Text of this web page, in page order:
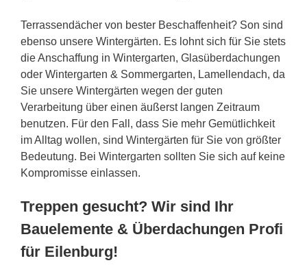
Terrassendächer von bester Beschaffenheit? Son sind
ebenso unsere Wintergärten. Es lohnt sich für Sie stets
die Anschaffung in Wintergarten, Glasüberdachungen
oder Wintergarten & Sommergarten, Lamellendach, da
Sie unsere Wintergärten wegen der guten
Verarbeitung über einen äußerst langen Zeitraum
benutzen. Für den Fall, dass Sie mehr Gemütlichkeit
im Alltag wollen, sind Wintergärten für Sie von größter
Bedeutung. Bei Wintergarten sollten Sie sich auf keine
Kompromisse einlassen.
Treppen gesucht? Wir sind Ihr
Bauelemente & Überdachungen Profi
für Eilenburg!